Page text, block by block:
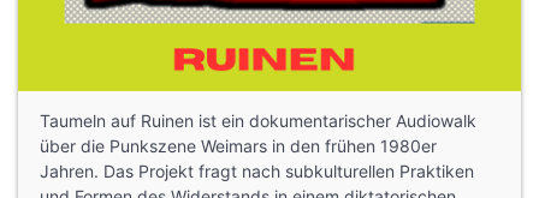
Taumeln auf Ruinen ist ein dokumentarischer Audiowalk
über die Punkszene Weimars in den frühen 1980er
Jahren. Das Projekt fragt nach subkulturellen Praktiken